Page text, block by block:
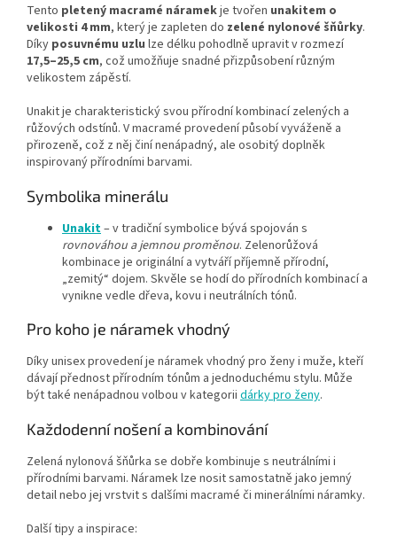
Tento pletený macramé náramekje tvořen unakitem o
velikosti 4 mm, který je zapleten do zelené nylonové šňůrky.
Díky posuvnému uzlu lze délku pohodlně upravit v rozmezí
17,5–25,5 cm, což umožňuje snadné přizpůsobení různým
velikostem zápěstí.
Unakit je charakteristický svou přírodní kombinací zelených a
růžových odstínů. V macramé provedení působí vyváženě a
přirozeně, což z něj činí nenápadný, ale osobitý doplněk
inspirovaný přírodními barvami.
Symbolika minerálu
Unakit– v tradiční symbolice bývá spojován s
rovnováhou a jemnou proměnou. Zelenorůžová
kombinace je originální a vytváří příjemně přírodní,
„zemitý“ dojem. Skvěle se hodí do přírodních kombinací a
vynikne vedle dřeva, kovu i neutrálních tónů.
Pro koho je náramek vhodný
Díky unisex provedení je náramek vhodný pro ženy i muže, kteří
dávají přednost přírodním tónům a jednoduchému stylu. Může
být také nenápadnou volbou v kategorii dárky pro ženy.
Každodenní nošení a kombinování
Zelená nylonová šňůrka se dobře kombinuje s neutrálními i
přírodními barvami. Náramek lze nosit samostatně jako jemný
detail nebo jej vrstvit s dalšími macramé či minerálními náramky.
Další tipy a inspirace: